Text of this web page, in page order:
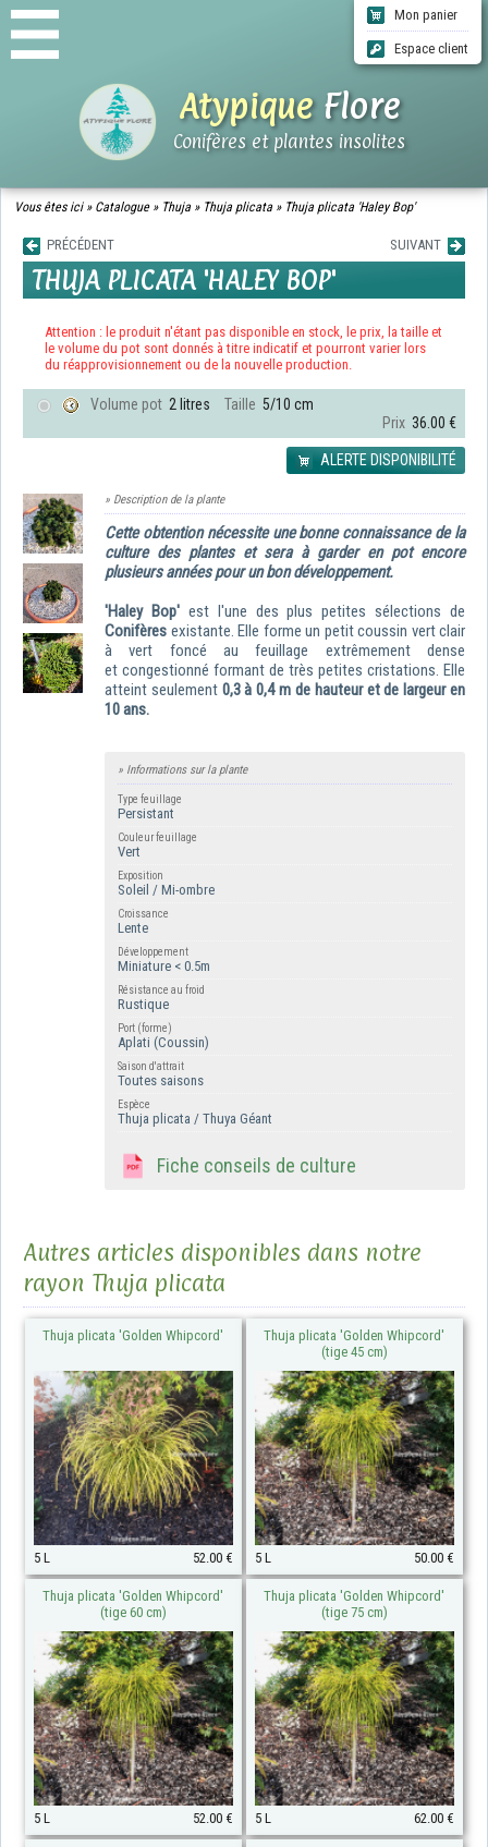
AtypiqueFlore
Conifères et plantes insolites
Mon panier
Espace client
ACCUEIL
INFOS LIVRAISONS
CGV
CONTACT
Vous êtes ici » Catalogue» Thuja » Thuja plicata » Thuja plicata 'Haley Bop'
PRÉCÉDENT SUIVANT
THUJA PLICATA 'HALEY BOP'
Attention : le produit n'étant pas disponible en stock, le prix, la taille et
le volume du pot sont donnés à titre indicatif et pourront varier lors
du réapprovisionnement ou de la nouvelle production.
Volume pot 2 litres Taille 5/10 cm
Prix 36.00 €
ALERTE DISPONIBILITÉ
» Description de la plante
Cette obtention nécessite une bonne connaissance de la
culture des plantes et sera à garder en pot encore
plusieurs années pour un bon développement.
'Haley Bop' est l'une des plus petites sélections de
Conifères existante. Elle forme un petit coussin vert clair
à vert foncé au feuillage extrêmement dense
et congestionné formant de très petites cristations. Elle
atteint seulement 0,3 à 0,4 m de hauteur et de largeur en
10 ans.
» Informations sur la plante
Type feuillage
Persistant
Couleur feuillage
Vert
Exposition
Soleil / Mi-ombre
Croissance
Lente
Développement
Miniature < 0.5m
Résistance au froid
Rustique
Port (forme)
Aplati (Coussin)
Saison d'attrait
Toutes saisons
Espèce
Thuja plicata / Thuya Géant
Fiche conseils de culture
Autres articles disponibles dans notre
rayon Thuja plicata
Thuja plicata 'Golden Whipcord'
5 L 52.00 €
Thuja plicata 'Golden Whipcord'
(tige 45 cm)
5 L 50.00 €
Thuja plicata 'Golden Whipcord'
(tige 60 cm)
5 L 52.00 €
Thuja plicata 'Golden Whipcord'
(tige 75 cm)
5 L 62.00 €